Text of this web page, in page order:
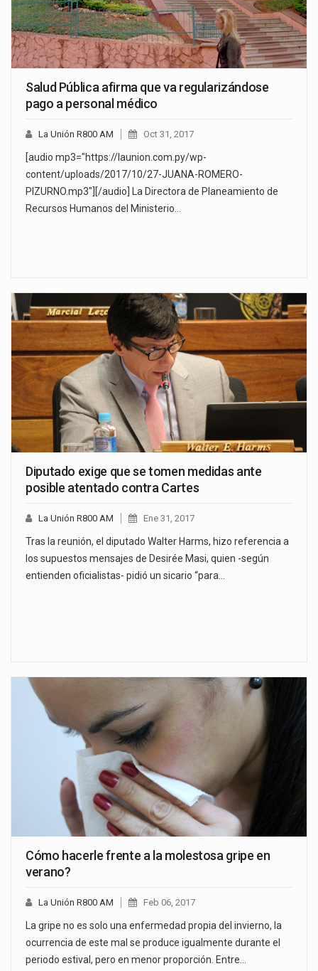
Salud Pública afirma que va regularizándose
pago a personal médico
La Unión R800 AM Oct 31, 2017
[audio mp3="https://launion.com.py/wp-
content/uploads/2017/10/27-JUANA-ROMERO-
PIZURNO.mp3"][/audio] La Directora de Planeamiento de
Recursos Humanos del Ministerio…
Diputado exige que se tomen medidas ante
posible atentado contra Cartes
La Unión R800 AM Ene 31, 2017
Tras la reunión, el diputado Walter Harms, hizo referencia a
los supuestos mensajes de Desirée Masi, quien -según
entienden oficialistas- pidió un sicario “para…
Cómo hacerle frente a la molestosa gripe en
verano?
La Unión R800 AM Feb 06, 2017
La gripe no es solo una enfermedad propia del invierno, la
ocurrencia de este mal se produce igualmente durante el
periodo estival, pero en menor proporción. Entre…